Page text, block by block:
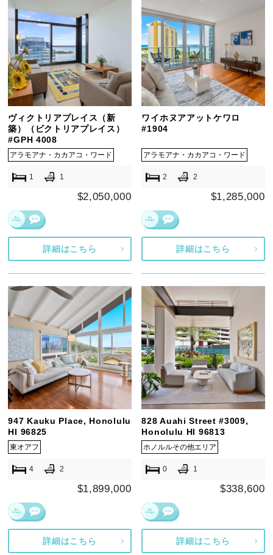
ヴィクトリアプレイス（新
築）（ビクトリアプレイス）
#GPH 4008
アラモアナ・カカアコ・ワード
1 1
$2,050,000
詳細はこちら
ワイホヌアアットケワロ
#1904
アラモアナ・カカアコ・ワード
2 2
$1,285,000
詳細はこちら
947 Kauku Place, Honolulu
HI 96825
東オアフ
4 2
$1,899,000
詳細はこちら
828 Auahi Street #3009,
Honolulu HI 96813
ホノルルその他エリア
0 1
$338,600
詳細はこちら